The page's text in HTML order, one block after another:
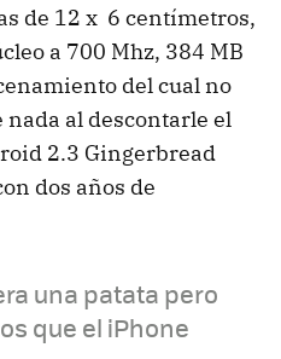
de 12 x 6 centímetros,
a 700 Mhz, 384 MB
del cual no
al descontarle el
2.3 Gingerbread
dos años de
una patata pero
que el iPhone